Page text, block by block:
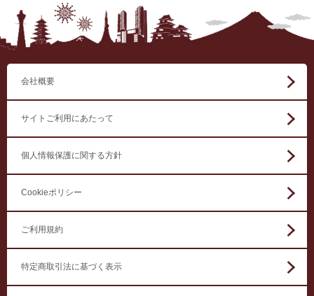
会社概要
サイトご利用にあたって
個人情報保護に関する方針
Cookieポリシー
ご利用規約
特定商取引法に基づく表示